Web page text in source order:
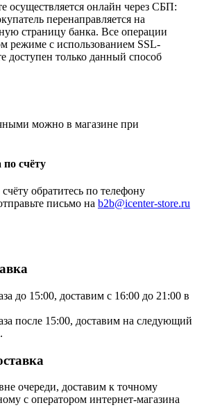
осуществляется онлайн через СБП:
перенаправляется на
страницу банка. Все операции
режиме с использованием SSL-
доступен только данный способ
можно в магазине при
счёту
обратитесь по телефону
письмо на b2b@icenter-store.ru
до 15:00, доставим с 16:00 до 21:00 в
после 15:00, доставим на следующий
очереди, доставим к точному
с оператором интернет-магазина